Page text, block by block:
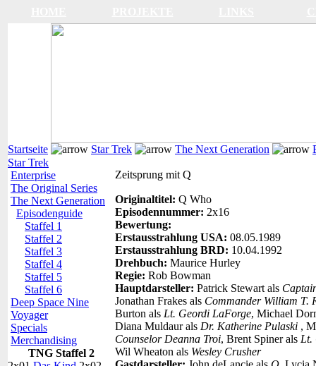
Startseite Star Trek The Next Generation
Star Trek
Enterprise
The Original Series
The Next Generation
Episodenguide
Staffel 1
Staffel 2
Staffel 3
Staffel 4
Staffel 5
Staffel 6
Deep Space Nine
Voyager
Specials
Merchandising
TNG Staffel 2
Zeitsprung mit Q
Originaltitel: Q Who
Episodennummer: 2x16
Bewertung:
Erstausstrahlung USA: 08.05.1989
Erstausstrahlung BRD: 10.04.1992
Drehbuch: Maurice Hurley
Regie: Rob Bowman
Hauptdarsteller: Patrick Stewart als
Jonathan Frakes als Commander William T.
Burton als Lt. Geordi LaForge, Michael
Diana Muldaur als Dr. Katherine Pulaski ,
Counselor Deanna Troi, Brent Spiner als Lt.
Wil Wheaton als Wesley Crusher